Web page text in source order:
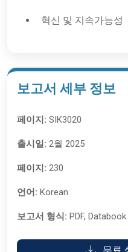
혁신 및 지속가능성
보고서 세부 정보
페이지: SIK3020
출시일: 2월 2025
페이지: 230
언어: Korean
보고서 형식: PDF, Databook